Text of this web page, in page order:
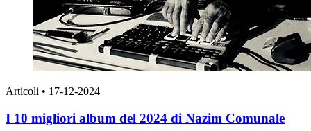
Articoli • 17-12-2024
I 10 migliori album del 2024 di Nazim Comunale